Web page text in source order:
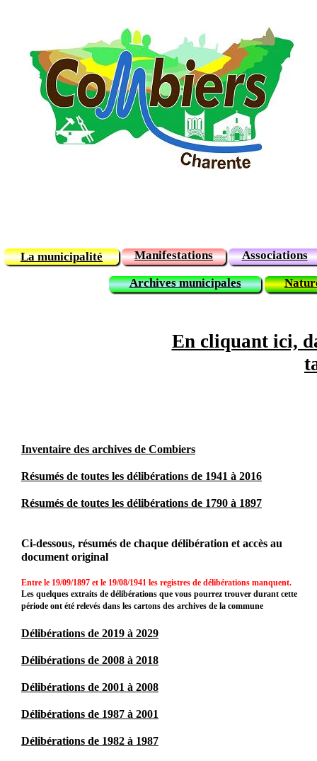
Inventaire des archives de Combiers
Résumés de toutes les délibérations de 1941 à 2016
Résumés de toutes les délibérations de 1790 à 1897
Ci-dessous, résumés de chaque délibération et accès au
document original
Entre le 19/09/1897 et le 19/08/1941 les registres de délibérations manquent.
Les quelques extraits de délibérations que vous pourrez trouver durant cette
période ont été relevés dans les cartons des archives de la commune
Délibérations de 2019 à 2029
Délibérations de 2008 à 2018
Délibérations de 2001 à 2008
Délibérations de 1987 à 2001
Délibérations de 1982 à 1987
La municipalité Manifestations Associations
Archives municipales
En cliquant ici,